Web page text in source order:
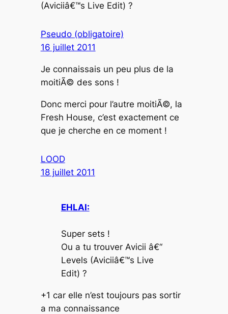
(Aviciiâ€™s Live Edit) ?
Pseudo (obligatoire)
16 juillet 2011
Je connaissais un peu plus de la
moitiÃ© des sons !
Donc merci pour l’autre moitiÃ©, la
Fresh House, c’est exactement ce
que je cherche en ce moment !
LOOD
18 juillet 2011
EHLAI:
Super sets !
Ou a tu trouver Avicii â€“
Levels (Aviciiâ€™s Live
Edit) ?
+1 car elle n’est toujours pas sortir
a ma connaissance